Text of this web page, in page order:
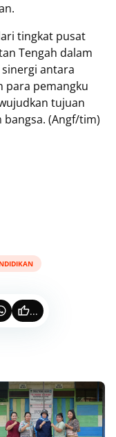
tingkat pusat
Tengah dalam
antara
para pemangku
tujuan
(Angf/tim)
...